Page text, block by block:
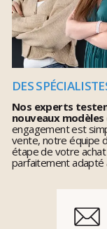
DES
Nos experts
nouveaux
engagement est
vente, notre équipe
étape de votre
parfaitement adapté